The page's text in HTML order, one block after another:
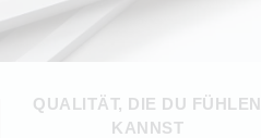
QUALITÄT, DIE DU FÜHLEN
KANNST